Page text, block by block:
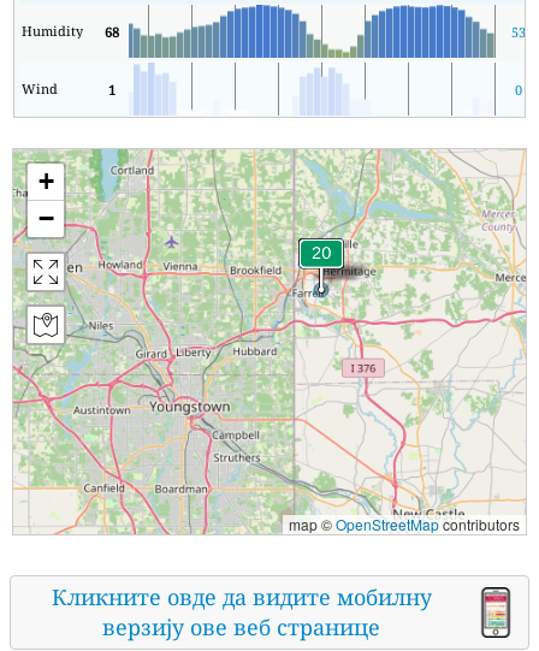
Humidity 68 53
Wind 1 0
+
−
map ©OpenStreetMapcontributors
Кликните овде да видите мобилну
верзију ове веб странице